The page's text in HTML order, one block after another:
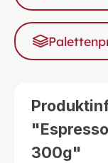
300g"